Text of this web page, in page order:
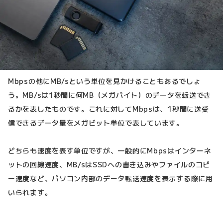
Mbpsの他にMB/sという単位を見かけることもあるでしょ
う。MB/sは1秒間に何MB（メガバイト）のデータを転送でき
るかを表したものです。これに対してMbpsは、1秒間に送受
信できるデータ量をメガビット単位で表しています。
どちらも速度を表す単位ですが、一般的にMbpsはインターネ
ットの回線速度、MB/sはSSDへの書き込みやファイルのコピ
ー速度など、パソコン内部のデータ転送速度を表示する際に用
いられます。